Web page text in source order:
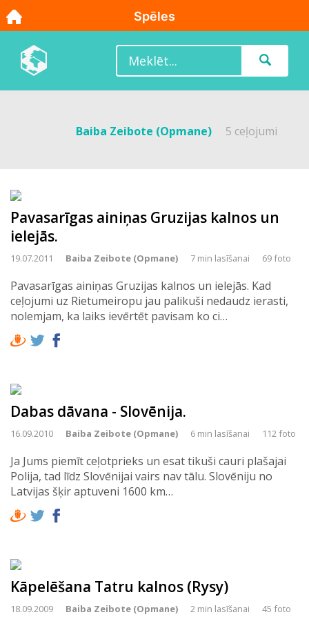
Baiba Zeibote (Opmane) 5 ceļojumi
Pavasarīgas ainiņas Gruzijas kalnos un
ielejās.
19.07.2011 Baiba Zeibote (Opmane) 7 min lasīšanai 69 foto
Pavasarīgas ainiņas Gruzijas kalnos un ielejās. Kad
ceļojumi uz Rietumeiropu jau palikuši nedaudz ierasti,
nolemjam, ka laiks ievērtēt pavisam ko ci…
Dabas dāvana - Slovēnija.
16.09.2010 Baiba Zeibote (Opmane) 6 min lasīšanai 112 foto
Ja Jums piemīt ceļotprieks un esat tikuši cauri plašajai
Polija, tad līdz Slovēnijai vairs nav tālu. Slovēniju no
Latvijas šķir aptuveni 1600 km…
Kāpelēšana Tatru kalnos (Rysy)
18.09.2009 Baiba Zeibote (Opmane) 2 min lasīšanai 45 foto